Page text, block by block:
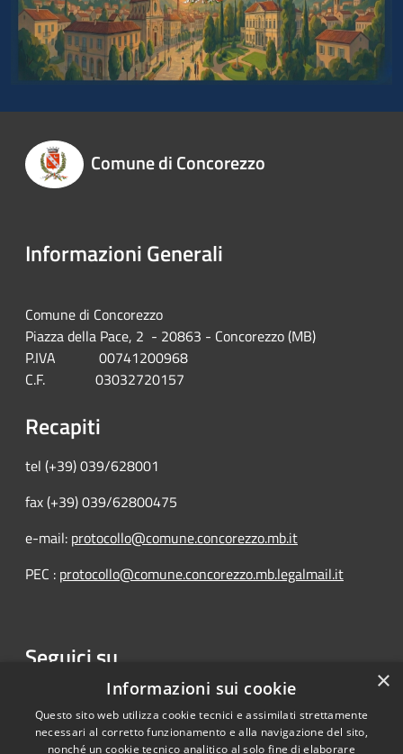
Comune di Concorezzo
Informazioni Generali
Comune di Concorezzo
Piazza della Pace, 2 - 20863 - Concorezzo (MB)
P.IVA 00741200968
C.F. 03032720157
Recapiti
tel (+39) 039/628001
fax (+39) 039/62800475
e-mail: protocollo@comune.concorezzo.mb.it
PEC : protocollo@comune.concorezzo.mb.legalmail.it
Seguici su
Facebook ×
Informazioni sui cookie
Questo sito web utilizza cookie tecnici e assimilati strettamente
necessari al corretto funzionamento e alla navigazione del sito,
nonché un cookie tecnico analitico al solo fine di elaborare